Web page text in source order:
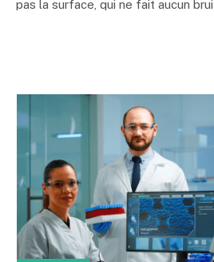
pas la surface, qui ne fait aucun